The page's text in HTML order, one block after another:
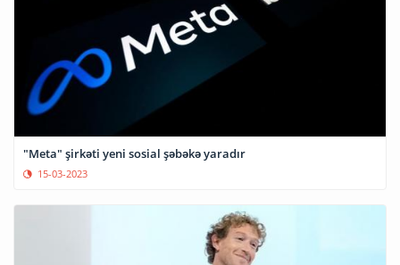
"Meta" şirkəti yeni sosial şəbəkə yaradır
15-03-2023